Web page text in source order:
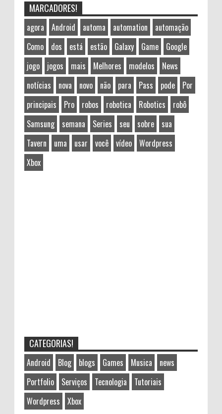
MARCADORES!
agora Android automa automation
automação
Como
dos está estão Galaxy Game
Google
jogo
jogos mais Melhores modelos
News
notícias
nova novo não para Pass pode
Por
principais
Pro robos robotica Robotics
robô
Samsung
semana Series seu sobre
sua
Tavern
uma usar você vídeo
Wordpress
Xbox
CATEGORIAS!
Android Blog blogs Games Musica
news
Portfolio
Serviços Tecnologia
Tutoriais
Wordpress
Xbox